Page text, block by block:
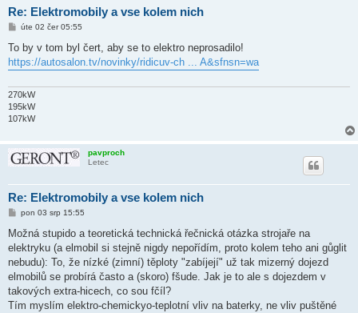
Re: Elektromobily a vse kolem nich
P
í
p
e
k
úte 02 čer 05:55
To by v tom byl čert, aby se to elektro neprosadilo!
https://autosalon.tv/novinky/ridicuv-ch ... A&sfnsn=wa
270kW
195kW
107kW
pavproch
Letec
Re: Elektromobily a vse kolem nich
P
í
p
ě
e
k
pon 03 srp 15:55
Možná stupido a teoretická technická řečnická otázka strojaře na
elektryku (a elmobil si stejně nigdy nepořídím, proto kolem teho ani gůglit
nebudu): To, že nízké (zimní) těploty "zabíjejí" už tak mizerný dojezd
elmobilů se probírá často a (skoro) fšude. Jak je to ale s dojezdem v
takových extra-hicech, co sou fčíl?
Tím myslím elektro-chemickyo-teplotní vliv na baterky, ne vliv puštěné